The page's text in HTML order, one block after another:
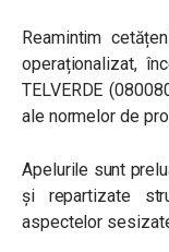
Reamintim
operaționalizat,
TELVERDE
ale normelor de
Apelurile sunt
și repartizate
aspectelor